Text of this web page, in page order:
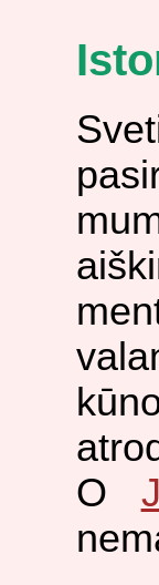
O